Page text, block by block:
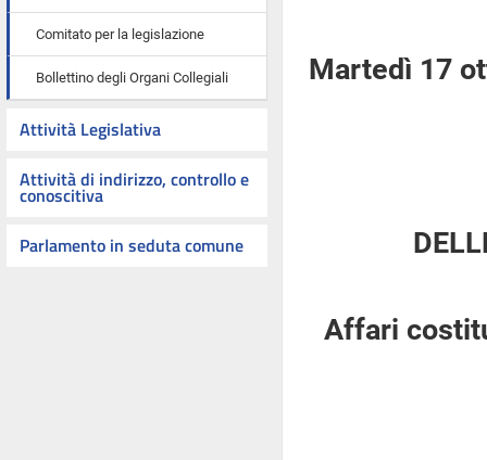
Comitato per la legislazione
Bollettino degli Organi Collegiali
Attività Legislativa
Attività di indirizzo, controllo e
conoscitiva
Parlamento in seduta comune
Martedì 17
Affari